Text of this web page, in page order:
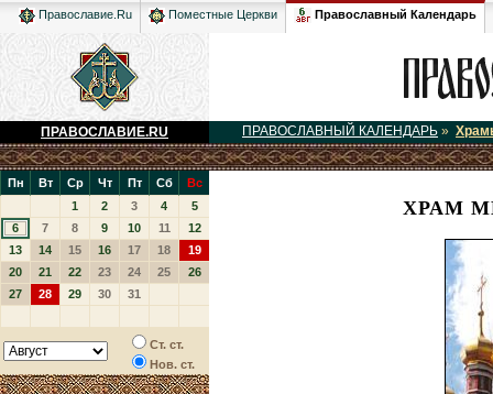
Православие.Ru Поместные Церкви Православный Календарь
ПРАВОСЛАВИЕ.RU ПРАВОСЛАВНЫЙ КАЛЕНДАРЬ »
Пн Вт Ср Чт Пт Сб
Вс
1
2 3 4
5
6
7 8 9 10 11
12
13
14 15 16 17 18
19
20
21 22 23 24 25
26
27
28 29 30 31
Ст. ст.
Нов. ст.
ХРАМ